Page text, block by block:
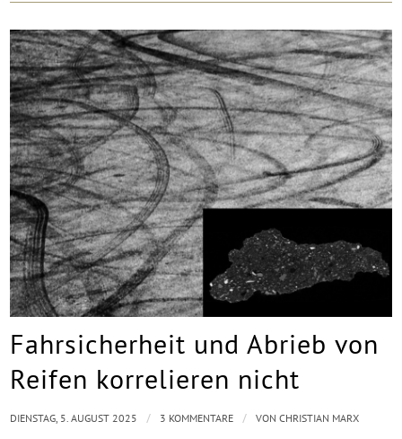
Fahrsicherheit und Abrieb von
Reifen korrelieren nicht
DIENSTAG, 5. AUGUST 2025 / 3 KOMMENTARE / VONCHRISTIAN MARX